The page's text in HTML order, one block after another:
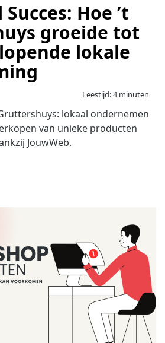
Hoe ’t
groeide tot
lokale
Leestijd: 4 minuten
lokaal ondernemen
van unieke producten
JouwWeb.